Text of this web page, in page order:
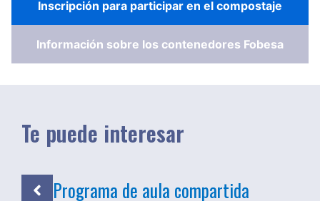
Inscripción para participar en el compostaje
Información sobre los contenedores Fobesa
Te puede interesar
Programa de aula compartida